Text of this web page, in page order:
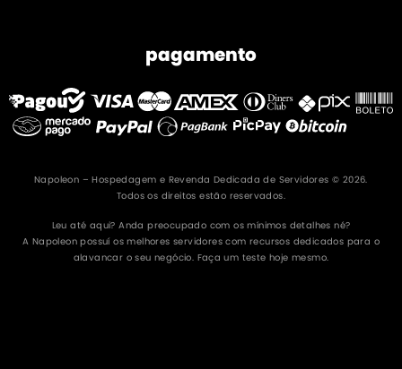
pagamento
Napoleon – Hospedagem e Revenda Dedicada de Servidores © 2026.
Todos os direitos estão reservados.
Leu até aqui? Anda preocupado com os mínimos detalhes né?
A Napoleon possuí os melhores servidores com recursos dedicados para o
alavancar o seu negócio. Faça um teste hoje mesmo.